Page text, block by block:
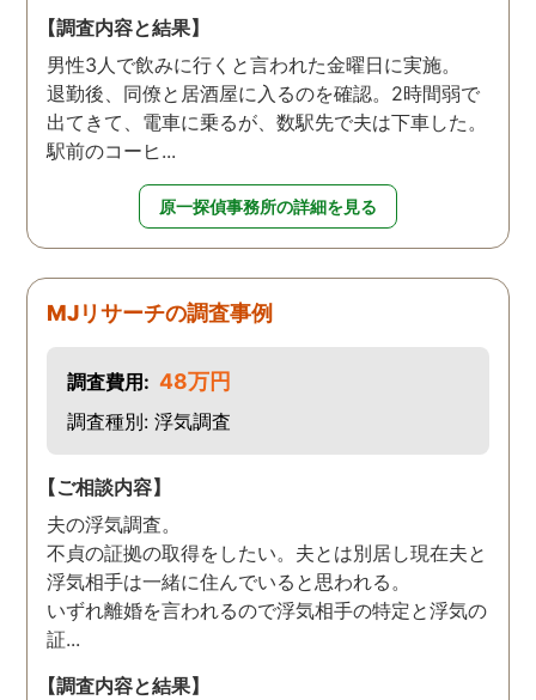
【調査内容と結果】
男性3人で飲みに行くと言われた金曜日に実施。
退勤後、同僚と居酒屋に入るのを確認。2時間弱で
出てきて、電車に乗るが、数駅先で夫は下車した。
駅前のコーヒ...
原一探偵事務所の詳細を見る
MJリサーチの調査事例
調査費用: 48万円
調査種別: 浮気調査
【ご相談内容】
夫の浮気調査。
不貞の証拠の取得をしたい。夫とは別居し現在夫と
浮気相手は一緒に住んでいると思われる。
いずれ離婚を言われるので浮気相手の特定と浮気の
証...
【調査内容と結果】